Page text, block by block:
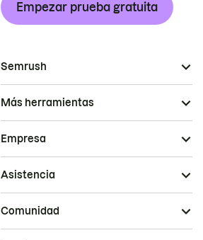
Empezar prueba gratuita
Semrush
Más herramientas
Empresa
Asistencia
Comunidad